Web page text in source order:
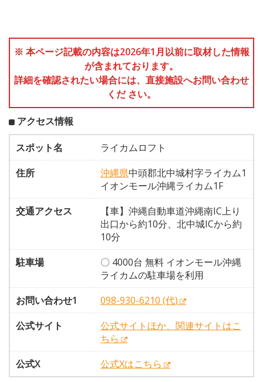
※ 本ページ記載の内容は2026年1月以前に取材した情報
が含まれております。
詳細を確認されたい場合には、直接施設へお問い合わせ
くだ さい。
アクセス情報
スポット名
ライカムロフト
住所
沖縄県中頭郡北中城村字ライカム1
イオンモール沖縄ライカム1F
交通アクセス
【車】沖縄自動車道沖縄南IC上り
出口から約10分、北中城ICから約
10分
駐車場
〇 4000台 無料 イオンモール沖縄
ライカムの駐車場を利用
お問い合わせ1
098-930-6210 (代)
公式サイト
公式サイトほか、関連サイトはこ
ちら
公式X
公式Xはこちら